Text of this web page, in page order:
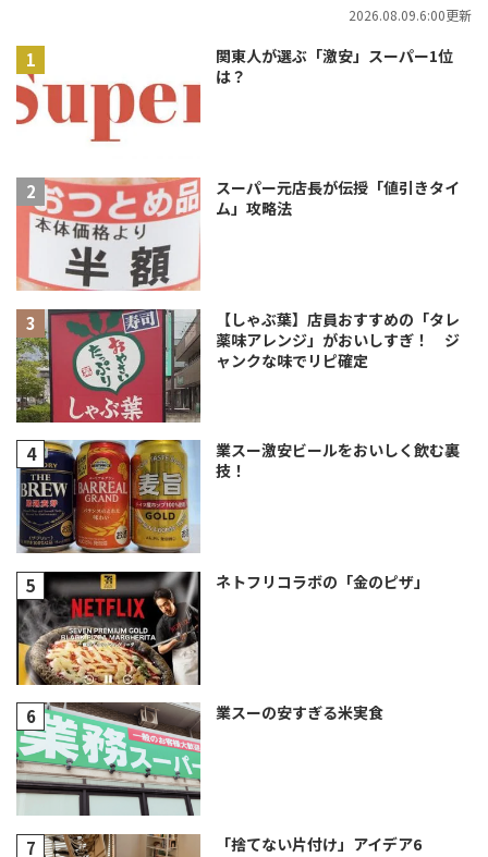
2026.08.09.6:00更新
関東人が選ぶ「激安」スーパー1位
は？
スーパー元店長が伝授「値引きタイ
ム」攻略法
【しゃぶ葉】店員おすすめの「タレ
薬味アレンジ」がおいしすぎ！ ジ
ャンクな味でリピ確定
業スー激安ビールをおいしく飲む裏
技！
ネトフリコラボの「金のピザ」
業スーの安すぎる米実食
「捨てない片付け」アイデア6